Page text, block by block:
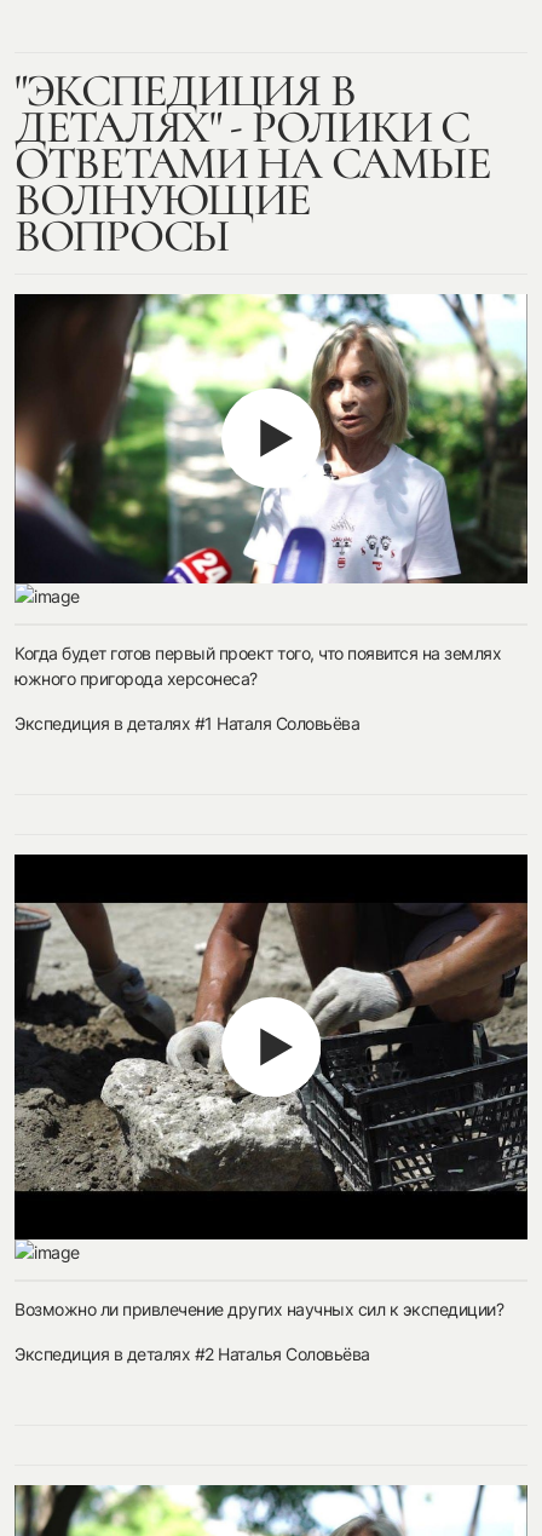
"ЭКСПЕДИЦИЯ В
ДЕТАЛЯХ" - РОЛИКИ С
ОТВЕТАМИ НА САМЫЕ
ВОЛНУЮЩИЕ
ВОПРОСЫ
Когда будет готов первый проект того, что появится на землях
южного пригорода херсонеса?
Экспедиция в деталях #1 Наталя Соловьёва
Возможно ли привлечение других научных сил к экспедиции?
Экспедиция в деталях #2 Наталья Соловьёва